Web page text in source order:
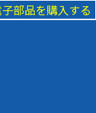
部品を購入する